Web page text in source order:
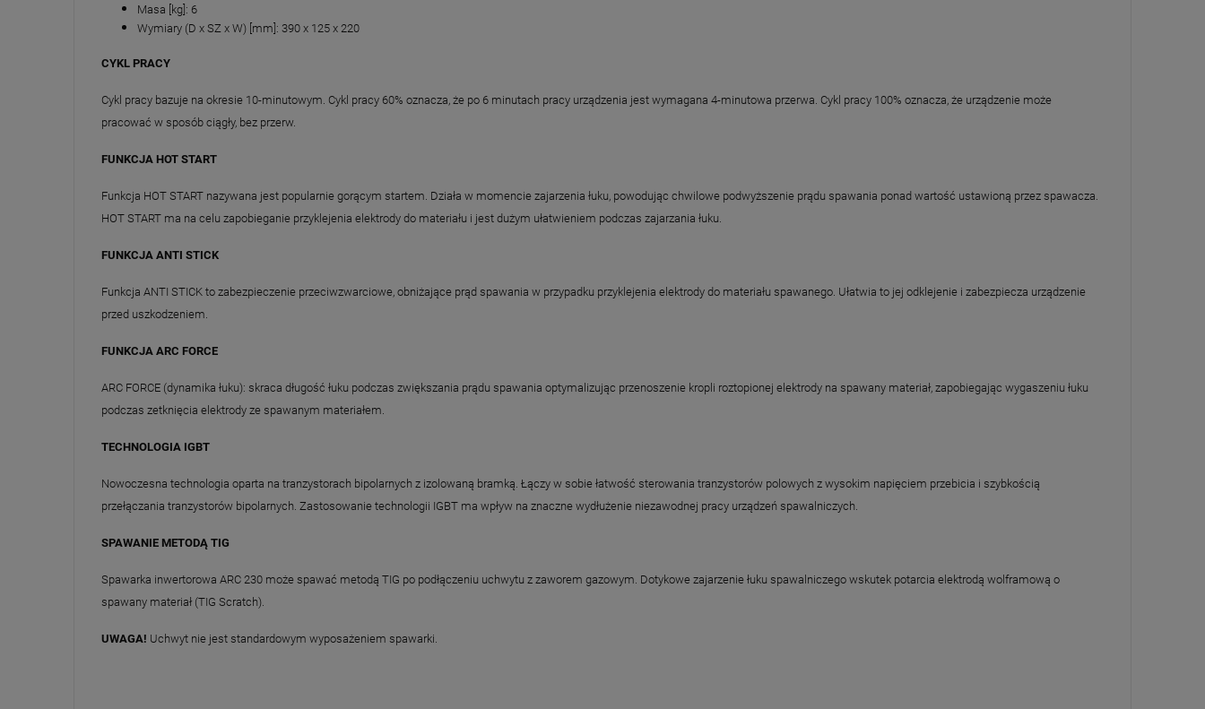
Masa [kg]: 6
Wymiary (D x SZ x W) [mm]: 390 x 125 x 220
CYKL PRACY
Cykl pracy bazuje na okresie 10-minutowym. Cykl pracy 60% oznacza, że po 6 minutach pracy urządzenia jest wymagana 4-minutowa przerwa. Cykl pracy 100% oznacza, że urządzenie może
pracować w sposób ciągły, bez przerw.
FUNKCJA HOT START
Funkcja HOT START nazywana jest popularnie gorącym startem. Działa w momencie zajarzenia łuku, powodując chwilowe podwyższenie prądu spawania ponad wartość ustawioną przez spawacza.
HOT START ma na celu zapobieganie przyklejenia elektrody do materiału i jest dużym ułatwieniem podczas zajarzania łuku.
FUNKCJA ANTI STICK
Funkcja ANTI STICK to zabezpieczenie przeciwzwarciowe, obniżające prąd spawania w przypadku przyklejenia elektrody do materiału spawanego. Ułatwia to jej odklejenie i zabezpiecza urządzenie
przed uszkodzeniem.
FUNKCJA ARC FORCE
ARC FORCE (dynamika łuku): skraca długość łuku podczas zwiększania prądu spawania optymalizując przenoszenie kropli roztopionej elektrody na spawany materiał, zapobiegając wygaszeniu łuku
podczas zetknięcia elektrody ze spawanym materiałem.
TECHNOLOGIA IGBT
Nowoczesna technologia oparta na tranzystorach bipolarnych z izolowaną bramką. Łączy w sobie łatwość sterowania tranzystorów polowych z wysokim napięciem przebicia i szybkością
przełączania tranzystorów bipolarnych. Zastosowanie technologii IGBT ma wpływ na znaczne wydłużenie niezawodnej pracy urządzeń spawalniczych.
SPAWANIE METODĄ TIG
Spawarka inwertorowa ARC 230 może spawać metodą TIG po podłączeniu uchwytu z zaworem gazowym. Dotykowe zajarzenie łuku spawalniczego wskutek potarcia elektrodą wolframową o
spawany materiał (TIG Scratch).
UWAGA! Uchwyt nie jest standardowym wyposażeniem spawarki.